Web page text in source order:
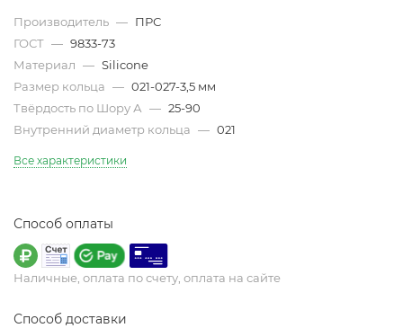
Производитель — ПРС
ГОСТ — 9833-73
Материал — Silicone
Размер кольца — 021-027-3,5 мм
Твёрдость по Шору А — 25-90
Внутренний диаметр кольца — 021
Все характеристики
Способ оплаты
Наличные, оплата по счету, оплата на сайте
Способ доставки